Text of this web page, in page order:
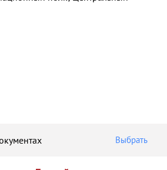
Выбрать